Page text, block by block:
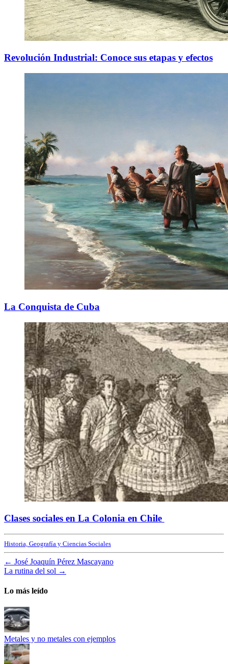
Revolución Industrial: Conoce sus etapas y efectos
La Conquista de Cuba
Clases sociales en La Colonia en Chile
Historia, Geografía y Ciencias Sociales
← José Joaquín Pérez Mascayano
La rutina del sol →
Lo más leído
Metales y no metales con ejemplos